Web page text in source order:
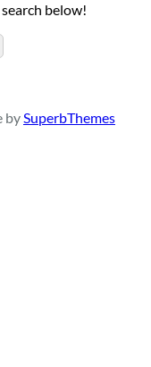
below!
bySuperbThemes